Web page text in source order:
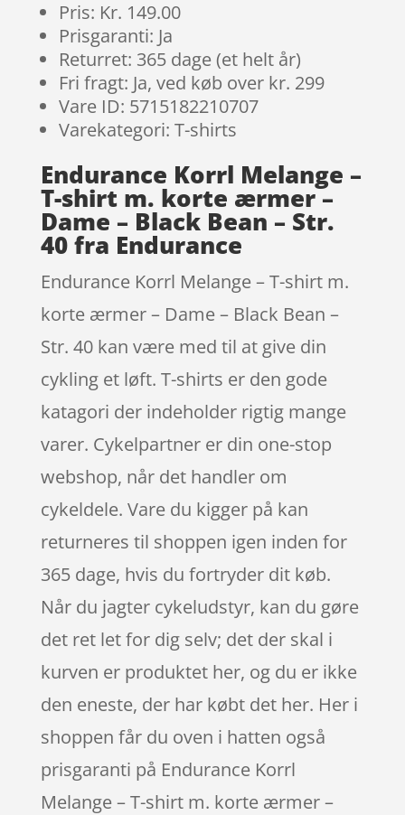
Pris: Kr. 149.00
Prisgaranti: Ja
Returret: 365 dage (et helt år)
Fri fragt: Ja, ved køb over kr. 299
Vare ID: 5715182210707
Varekategori: T-shirts
Endurance Korrl Melange –
T-shirt m. korte ærmer –
Dame – Black Bean – Str.
40 fra Endurance
Endurance Korrl Melange – T-shirt m.
korte ærmer – Dame – Black Bean –
Str. 40 kan være med til at give din
cykling et løft. T-shirts er den gode
katagori der indeholder rigtig mange
varer. Cykelpartner er din one-stop
webshop, når det handler om
cykeldele. Vare du kigger på kan
returneres til shoppen igen inden for
365 dage, hvis du fortryder dit køb.
Når du jagter cykeludstyr, kan du gøre
det ret let for dig selv; det der skal i
kurven er produktet her, og du er ikke
den eneste, der har købt det her. Her i
shoppen får du oven i hatten også
prisgaranti på Endurance Korrl
Melange – T-shirt m. korte ærmer –